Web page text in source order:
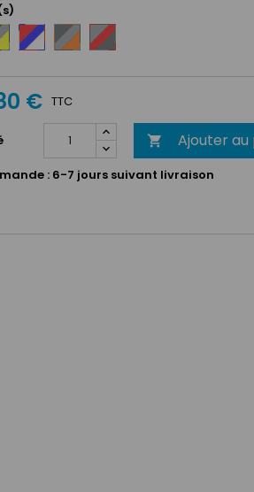
Rouge
/
royal
/
Blanc
Anthracite
/
/
Orange
Argent
/
/
€ TTC
 Ajouter au
: 6-7 jours suivant livraison